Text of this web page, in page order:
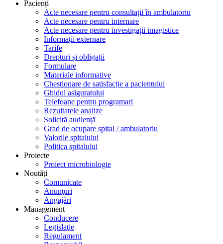
Pacienți
Acte necesare pentru consultații în ambulatoriu
Acte necesare pentru internare
Acte necesare pentru investigații imagistice
Informații externare
Tarife
Drepturi și obligații
Formulare
Materiale informative
Chestionare de satisfacție a pacientului
Ghidul asiguratului
Telefoane pentru programari
Rezultatele analize
Solicită audiență
Grad de ocupare spital / ambulatoriu
Valorile spitalului
Politica spitalului
Proiecte
Proiect microbiologie
Noutăţi
Comunicate
Anunţuri
Angajări
Management
Conducere
Legislaţie
Regulament